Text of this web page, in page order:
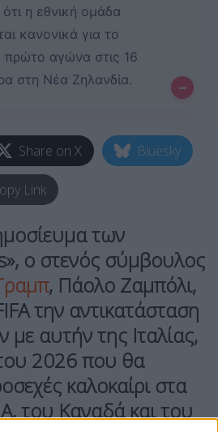
ότι η εθνική ομάδα
κανονικά για το
πρώτο αγώνα στις 16
στη Νέα Ζηλανδία.
–
Share on X Bluesky
Link
των
ο στενός σύμβουλος
, Πάολο Ζαμπόλι,
την αντικατάσταση
με αυτήν της Ιταλίας,
2026 που θα
καλοκαίρι στα
του Καναδά και του